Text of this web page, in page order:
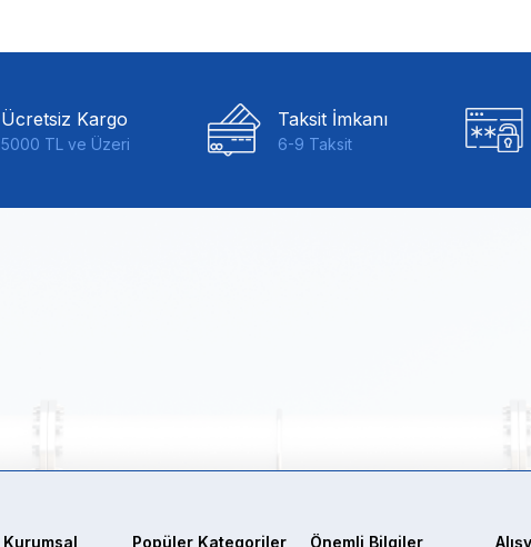
Ücretsiz Kargo
5000 TL ve Üzeri
Taksit İmkanı
6-9 Taksit
Kurumsal Popüler Kategoriler Önemli Bilgiler